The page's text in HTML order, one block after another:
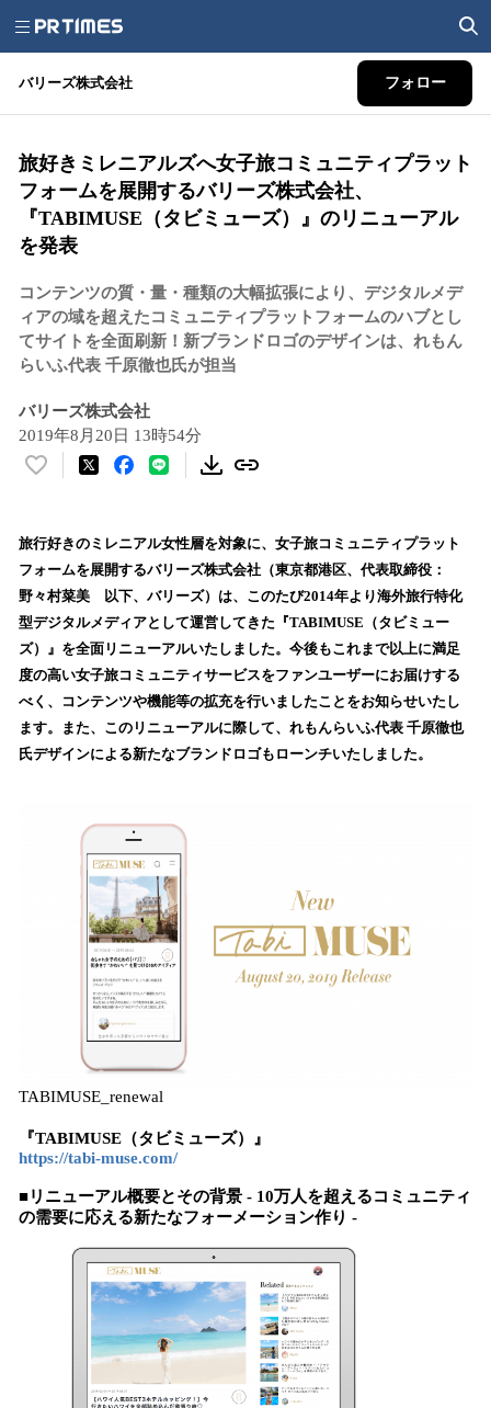
バリーズ株式会社 フォロー
旅好きミレニアルズへ女子旅コミュニティプラット
フォームを展開するバリーズ株式会社、
『TABIMUSE（タビミューズ）』のリニューアル
を発表
コンテンツの質・量・種類の大幅拡張により、デジタルメデ
ィアの域を超えたコミュニティプラットフォームのハブとし
てサイトを全面刷新！新ブランドロゴのデザインは、れもん
らいふ代表 千原徹也氏が担当
バリーズ株式会社
2019年8月20日 13時54分
い
！
数
を
読
込
み
中
で
す
旅行好きのミレニアル女性層を対象に、女子旅コミュニティプラット
フォームを展開するバリーズ株式会社（東京都港区、代表取締役：
野々村菜美 以下、バリーズ）は、このたび2014年より海外旅行特化
型デジタルメディアとして運営してきた『TABIMUSE（タビミュー
ズ）』を全面リニューアルいたしました。今後もこれまで以上に満足
度の高い女子旅コミュニティサービスをファンユーザーにお届けする
べく、コンテンツや機能等の拡充を行いましたことをお知らせいたし
ます。また、このリニューアルに際して、れもんらいふ代表 千原徹也
氏デザインによる新たなブランドロゴもローンチいたしました。
TABIMUSE_renewal
『TABIMUSE（タビミューズ）』
https://tabi-muse.com/
■リニューアル概要とその背景 - 10万人を超えるコミュニティ
の需要に応える新たなフォーメーション作り -